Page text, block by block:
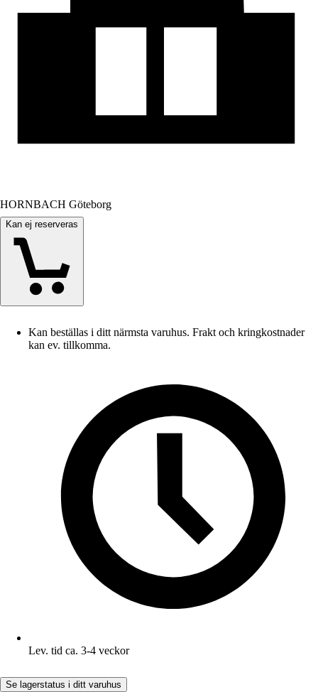
HORNBACH Göteborg
Kan ej reserveras
Kan beställas i ditt närmsta varuhus. Frakt och kringkostnader
kan ev. tillkomma.
Lev. tid ca. 3-4 veckor
Se lagerstatus i ditt varuhus